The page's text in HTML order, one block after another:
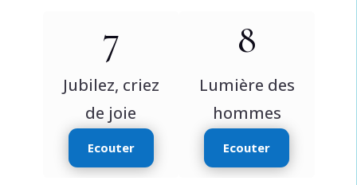
7
Jubilez, criez
de joie
Ecouter
8
Lumière des
hommes
Ecouter